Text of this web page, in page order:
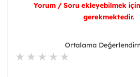
Yorum / Soru ekleyebilmek
gerekmektedir.
Ortalama